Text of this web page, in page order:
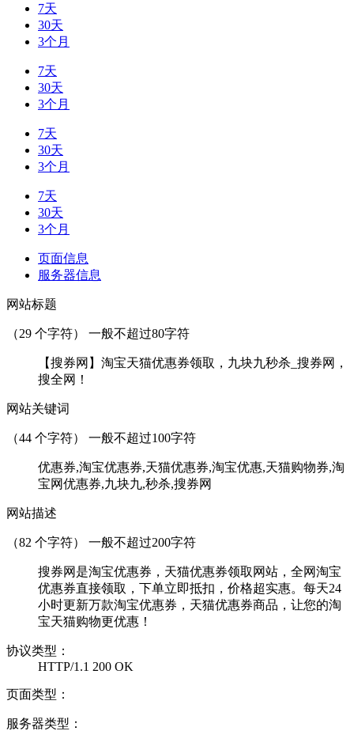
7天
30天
3个月
7天
30天
3个月
7天
30天
3个月
7天
30天
3个月
页面信息
服务器信息
网站标题
（29 个字符） 一般不超过80字符
【搜券网】淘宝天猫优惠券领取，九块九秒杀_搜券网，
搜全网！
网站关键词
（44 个字符） 一般不超过100字符
优惠券,淘宝优惠券,天猫优惠券,淘宝优惠,天猫购物券,淘
宝网优惠券,九块九,秒杀,搜券网
网站描述
（82 个字符） 一般不超过200字符
搜券网是淘宝优惠券，天猫优惠券领取网站，全网淘宝
优惠券直接领取，下单立即抵扣，价格超实惠。每天24
小时更新万款淘宝优惠券，天猫优惠券商品，让您的淘
宝天猫购物更优惠！
协议类型：
HTTP/1.1 200 OK
页面类型：
服务器类型：